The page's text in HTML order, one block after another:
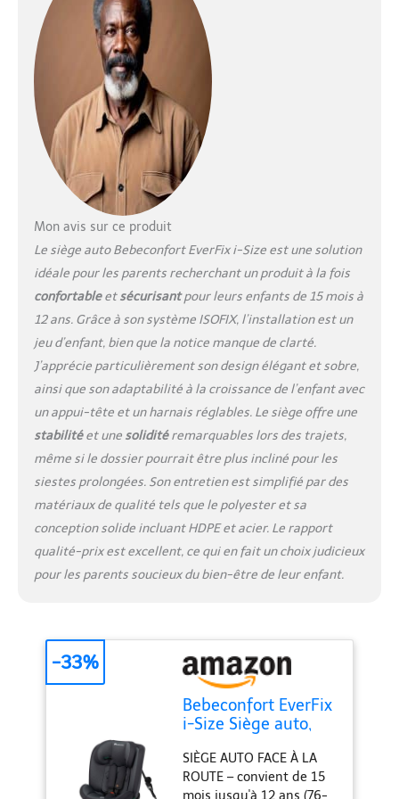
sécurité i-Size les plus
élevées, pour offrir une
protection maximale à
votre enfant TRAJETS
CONFORTABLES - grâce à
sa conception ouverte et
spacieuse avec 4
positions d'inclinaison, le
maintien et le confort de
votre enfant seront
réglé sur 13 positions
d'une seule main et vous
pouvez facilement
transformer le siège à
harnais en siège
rehausseur pour les
enfants plus grands,
avec un rangement sûr
Mon avis sur ce produit
Le siège auto Bebeconfort EverFix i-Size est une solution
idéale pour les parents recherchant un produit à la fois
confortableetsécurisantpour leurs enfants de 15 mois à
12 ans. Grâce à son système ISOFIX, l’installation est un
jeu d’enfant, bien que la notice manque de clarté.
J’apprécie particulièrement son design élégant et sobre,
ainsi que son adaptabilité à la croissance de l’enfant avec
un appui-tête et un harnais réglables. Le siège offre une
stabilitéet une soliditéremarquables lors des trajets,
même si le dossier pourrait être plus incliné pour les
siestes prolongées. Son entretien est simplifié par des
matériaux de qualité tels que le polyester et sa
conception solide incluant HDPE et acier. Le rapport
qualité-prix est excellent, ce qui en fait un choix judicieux
pour les parents soucieux du bien-être de leur enfant.
Bebeconfort EverFix
i-Size Siège auto,
route, Siège auto
ISOFIX, de 15 mois
SIÈGE AUTO FACE À LA
ROUTE – convient de 15
mois jusqu'à 12 ans (76-
-33%